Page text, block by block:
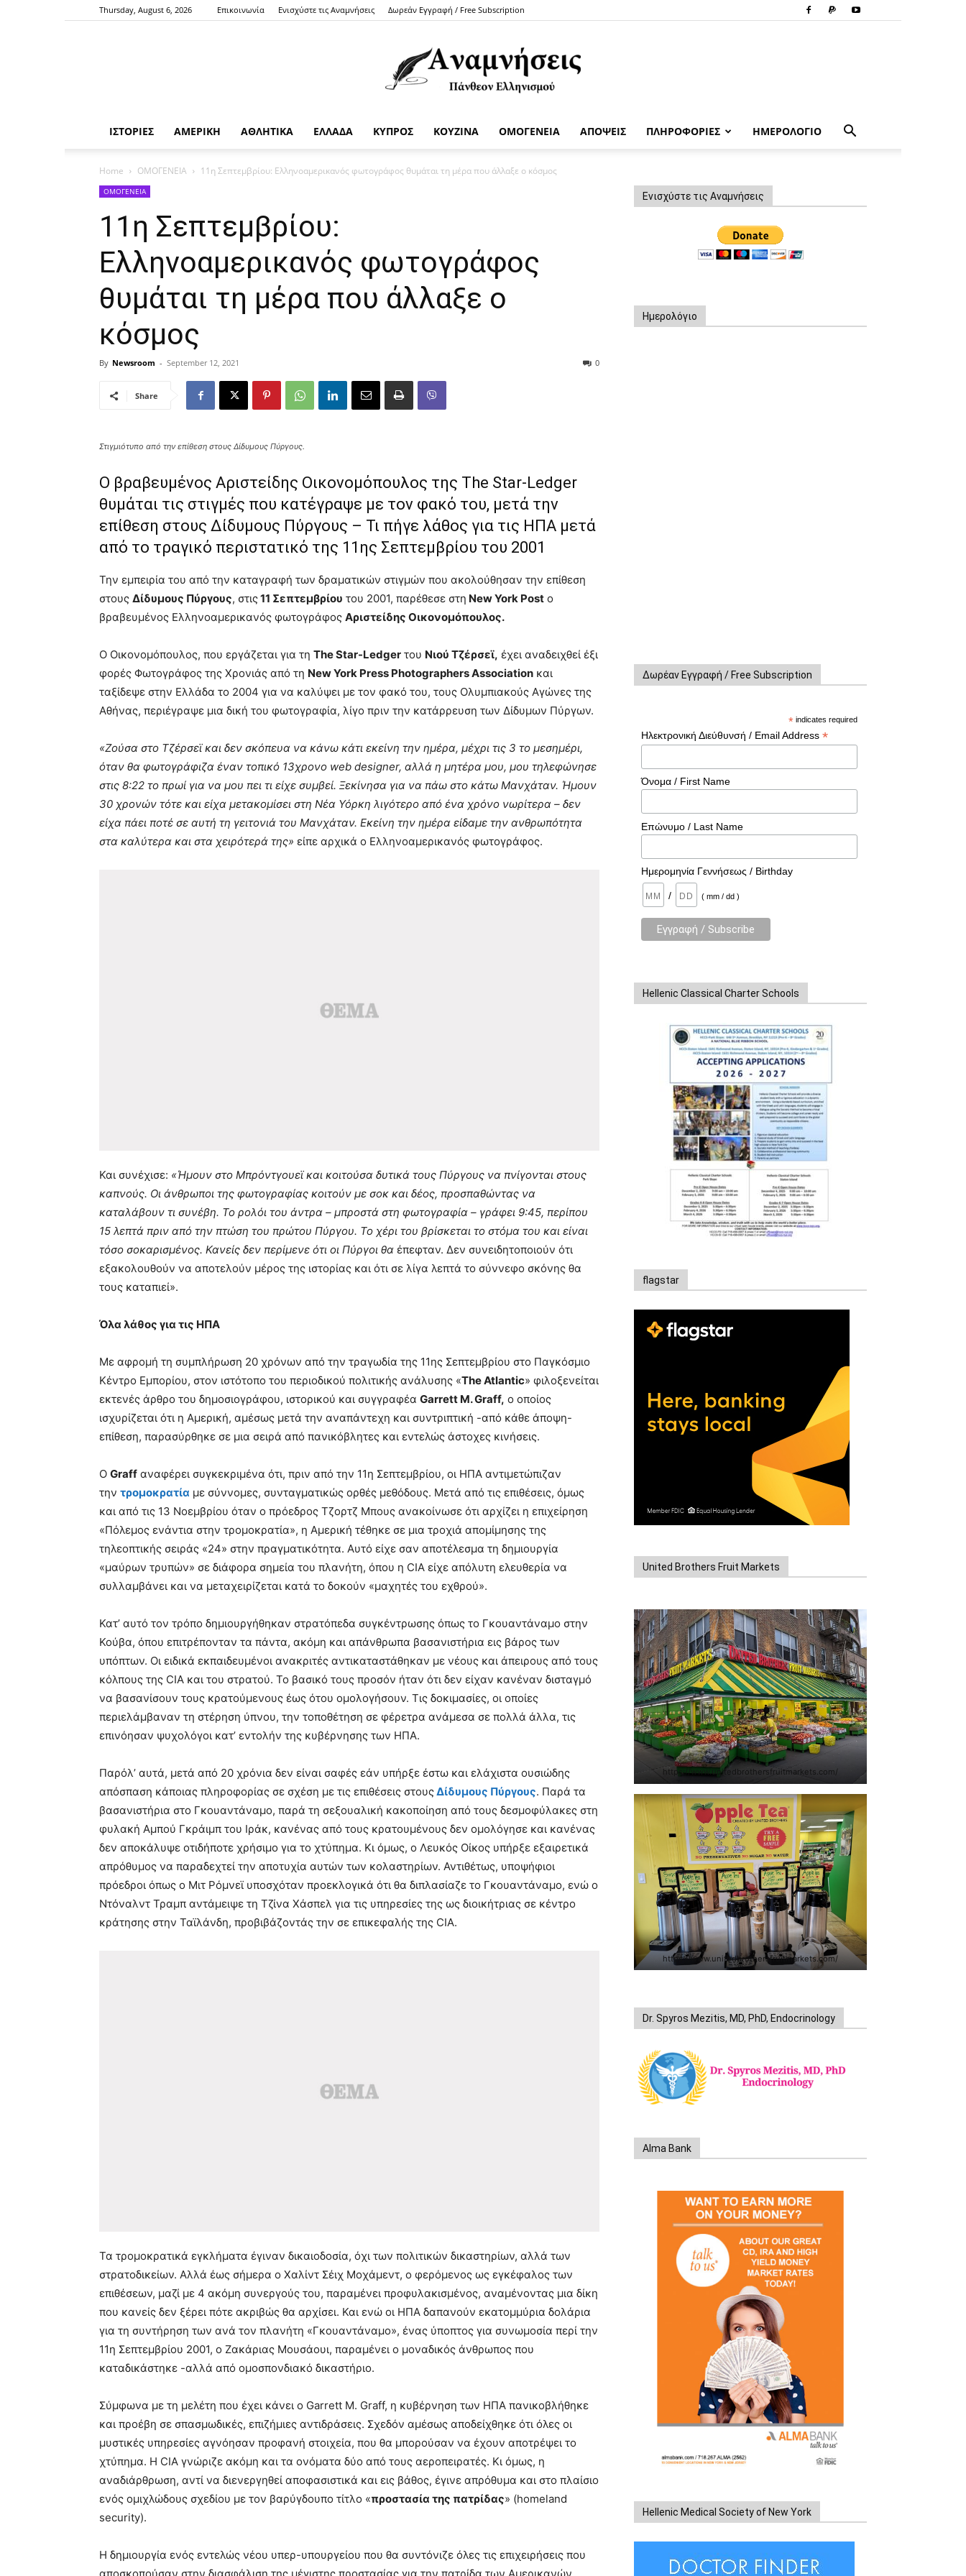
Thursday, August 6, 2026 Επικοινωνία Ενισχύστε τις Αναμνήσεις Δωρεάν Εγγραφή / Free Subscription
ΙΣΤΟΡΙΕΣ ΑΜΕΡΙΚΗ ΑΘΛΗΤΙΚΑ ΕΛΛΑΔΑ ΚΥΠΡΟΣ ΚΟΥΖΙΝΑ ΟΜΟΓΕΝΕΙΑ ΑΠΟΨΕΙΣ ΠΛΗΡΟΦΟΡΙΕΣ ΗΜΕΡΟΛΟΓΙΟ
Home ΟΜΟΓΕΝΕΙΑ 11η Σεπτεμβρίου: Ελληνοαμερικανός φωτογράφος θυμάται τη μέρα που άλλαξε ο κόσμος
ΟΜΟΓΕΝΕΙΑ
11η Σεπτεμβρίου:
Ελληνοαμερικανός φωτογράφος
θυμάται τη μέρα που άλλαξε ο
κόσμος
By Newsroom - September 12, 2021 0
Share
Στιγμιότυπο από την επίθεση στους Δίδυμους Πύργους.
Ο βραβευμένος Αριστείδης Οικονομόπουλος της The Star-Ledger
θυμάται τις στιγμές που κατέγραψε με τον φακό του, μετά την
επίθεση στους Δίδυμους Πύργους – Τι πήγε λάθος για τις ΗΠΑ μετά
από το τραγικό περιστατικό της 11ης Σεπτεμβρίου του 2001
Την εμπειρία του από την καταγραφή των δραματικών στιγμών που ακολούθησαν την επίθεση
στους Δίδυμους Πύργους, στις11 Σεπτεμβρίου του 2001, παρέθεσε στη New York Post ο
βραβευμένος Ελληνοαμερικανός φωτογράφος Αριστείδης Οικονομόπουλος.
Ο Οικονομόπουλος, που εργάζεται για τη The Star-Ledger του Νιού Τζέρσεϊ, έχει αναδειχθεί έξι
φορές Φωτογράφος της Χρονιάς από τη New York Press Photographers Association και
ταξίδεψε στην Ελλάδα το 2004 για να καλύψει με τον φακό του, τους Ολυμπιακούς Αγώνες της
Αθήνας, περιέγραψε μια δική του φωτογραφία, λίγο πριν την κατάρρευση των Δίδυμων Πύργων.
«Ζούσα στο Τζέρσεϊ και δεν σκόπευα να κάνω κάτι εκείνη την ημέρα, μέχρι τις 3 το μεσημέρι,
όταν θα φωτογράφιζα έναν τοπικό 13χρονο web designer, αλλά η μητέρα μου, μου τηλεφώνησε
στις 8:22 το πρωί για να μου πει τι είχε συμβεί. Ξεκίνησα για να πάω στο κάτω Μανχάταν. Ήμουν
30 χρονών τότε και είχα μετακομίσει στη Νέα Υόρκη λιγότερο από ένα χρόνο νωρίτερα – δεν
είχα πάει ποτέ σε αυτή τη γειτονιά του Μανχάταν. Εκείνη την ημέρα είδαμε την ανθρωπότητα
στα καλύτερα και στα χειρότερά της» είπε αρχικά ο Ελληνοαμερικανός φωτογράφος.
Και συνέχισε: «Ήμουν στο Μπρόντγουεϊ και κοιτούσα δυτικά τους Πύργους να πνίγονται στους
καπνούς. Οι άνθρωποι της φωτογραφίας κοιτούν με σοκ και δέος, προσπαθώντας να
καταλάβουν τι συνέβη. Το ρολόι του άντρα – μπροστά στη φωτογραφία – γράφει 9:45, περίπου
15 λεπτά πριν από την πτώση του πρώτου Πύργου. Το χέρι του βρίσκεται το στόμα του και είναι
τόσο σοκαρισμένος. Κανείς δεν περίμενε ότι οι Πύργοι θα έπεφταν. Δεν συνειδητοποιούν ότι
εξακολουθούν να αποτελούν μέρος της ιστορίας και ότι σε λίγα λεπτά το σύννεφο σκόνης θα
τους καταπιεί».
Όλα λάθος για τις ΗΠΑ
Με αφρομή τη συμπλήρωση 20 χρόνων από την τραγωδία της 11ης Σεπτεμβρίου στο Παγκόσμιο
Κέντρο Εμπορίου, στον ιστότοπο του περιοδικού πολιτικής ανάλυσης «The Atlantic» φιλοξενείται
εκτενές άρθρο του δημοσιογράφου, ιστορικού και συγγραφέα Garrett M. Graff, ο οποίος
ισχυρίζεται ότι η Αμερική, αμέσως μετά την αναπάντεχη και συντριπτική -από κάθε άποψη-
επίθεση, παρασύρθηκε σε μια σειρά από πανικόβλητες και εντελώς άστοχες κινήσεις.
Ο Graff αναφέρει συγκεκριμένα ότι, πριν από την 11η Σεπτεμβρίου, οι ΗΠΑ αντιμετώπιζαν
την τρομοκρατία με σύννομες, συνταγματικώς ορθές μεθόδους. Μετά από τις επιθέσεις, όμως
και από τις 13 Νοεμβρίου όταν ο πρόεδρος Τζορτζ Μπους ανακοίνωσε ότι αρχίζει η επιχείρηση
«Πόλεμος ενάντια στην τρομοκρατία», η Αμερική τέθηκε σε μια τροχιά απομίμησης της
τηλεοπτικής σειράς «24» στην πραγματικότητα. Αυτό είχε σαν αποτέλεσμα τη δημιουργία
«μαύρων τρυπών» σε διάφορα σημεία του πλανήτη, όπου η CIA είχε απόλυτη ελευθερία να
συλλαμβάνει και να μεταχειρίζεται κατά το δοκούν «μαχητές του εχθρού».
Κατ’ αυτό τον τρόπο δημιουργήθηκαν στρατόπεδα συγκέντρωσης όπως το Γκουαντάναμο στην
Κούβα, όπου επιτρέπονταν τα πάντα, ακόμη και απάνθρωπα βασανιστήρια εις βάρος των
υπόπτων. Οι ειδικά εκπαιδευμένοι ανακριτές αντικαταστάθηκαν με νέους και άπειρους από τους
κόλπους της CIA και του στρατού. Το βασικό τους προσόν ήταν ότι δεν είχαν κανέναν δισταγμό
να βασανίσουν τους κρατούμενους έως ότου ομολογήσουν. Τις δοκιμασίες, οι οποίες
περιελάμβαναν τη στέρηση ύπνου, την τοποθέτηση σε φέρετρα ανάμεσα σε πολλά άλλα, τις
επινόησαν ψυχολόγοι κατ’ εντολήν της κυβέρνησης των ΗΠΑ.
Παρόλ’ αυτά, μετά από 20 χρόνια δεν είναι σαφές εάν υπήρξε έστω και ελάχιστα ουσιώδης
απόσπαση κάποιας πληροφορίας σε σχέση με τις επιθέσεις στουςΔίδυμους Πύργους. Παρά τα
βασανιστήρια στο Γκουαντάναμο, παρά τη σεξουαλική κακοποίηση από τους δεσμοφύλακες στη
φυλακή Αμπού Γκράιμπ του Ιράκ, κανένας από τους κρατουμένους δεν ομολόγησε και κανένας
δεν αποκάλυψε οτιδήποτε χρήσιμο για το χτύπημα. Κι όμως, ο Λευκός Οίκος υπήρξε εξαιρετικά
απρόθυμος να παραδεχτεί την αποτυχία αυτών των κολαστηρίων. Αντιθέτως, υποψήφιοι
πρόεδροι όπως ο Μιτ Ρόμνεϊ υποσχόταν προεκλογικά ότι θα διπλασίαζε το Γκουαντάναμο, ενώ ο
Ντόναλντ Τραμπ αντάμειψε τη Τζίνα Χάσπελ για τις υπηρεσίες της ως διοικήτριας σε κέντρο
κράτησης στην Ταϊλάνδη, προβιβάζοντάς την σε επικεφαλής της CIA.
Τα τρομοκρατικά εγκλήματα έγιναν δικαιοδοσία, όχι των πολιτικών δικαστηρίων, αλλά των
στρατοδικείων. Αλλά έως σήμερα ο Χαλίντ Σέιχ Μοχάμεντ, ο φερόμενος ως εγκέφαλος των
επιθέσεων, μαζί με 4 ακόμη συνεργούς του, παραμένει προφυλακισμένος, αναμένοντας μια δίκη
που κανείς δεν ξέρει πότε ακριβώς θα αρχίσει. Και ενώ οι ΗΠΑ δαπανούν εκατομμύρια δολάρια
για τη συντήρηση των ανά τον πλανήτη «Γκουαντάναμο», ένας ύποπτος για συνωμοσία περί την
11η Σεπτεμβρίου 2001, ο Ζακάριας Μουσάουι, παραμένει ο μοναδικός άνθρωπος που
καταδικάστηκε -αλλά από ομοσπονδιακό δικαστήριο.
Σύμφωνα με τη μελέτη που έχει κάνει ο Garrett M. Graff, η κυβέρνηση των ΗΠΑ πανικοβλήθηκε
και προέβη σε σπασμωδικές, επιζήμιες αντιδράσεις. Σχεδόν αμέσως αποδείχθηκε ότι όλες οι
μυστικές υπηρεσίες αγνόησαν προφανή στοιχεία, που θα μπορούσαν να έχουν αποτρέψει το
χτύπημα. Η CIA γνώριζε ακόμη και τα ονόματα δύο από τους αεροπειρατές. Κι όμως, η
αναδιάρθρωση, αντί να διενεργηθεί αποφασιστικά και εις βάθος, έγινε απρόθυμα και στο πλαίσιο
ενός ομιχλώδους σχεδίου με τον βαρύγδουπο τίτλο «προστασία της πατρίδας» (homeland
security).
Η δημιουργία ενός εντελώς νέου υπερ-υπουργείου που θα συντόνιζε όλες τις επιχειρήσεις που
Ενισχύστε τις Αναμνήσεις
Ημερολόγιο
Δωρέαν Εγγραφή / Free Subscription
* indicates required
Ηλεκτρονική Διεύθυνσή / Email Address *
Όνομα / First Name
Επώνυμο / Last Name
Ημερομηνία Γεννήσεως / Birthday
/ ( mm / dd )
Hellenic Classical Charter Schools
flagstar
United Brothers Fruit Markets
https://www.unitedbrothersfruitmarkets.com/
https://www.unitedbrothersfruitmarkets.com/
Dr. Spyros Mezitis, MD, PhD, Endocrinology
Alma Bank
Hellenic Medical Society of New York